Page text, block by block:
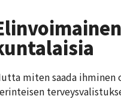
miten saada ihminen